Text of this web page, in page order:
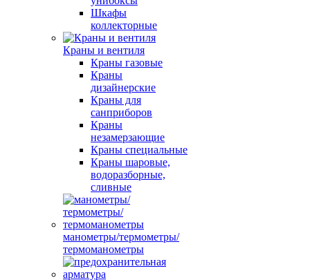
Шкафы
коллекторные
Краны и вентиля
Краны газовые
Краны
дизайнерские
Краны для
санприборов
Краны
незамерзающие
Краны специальные
Краны шаровые,
водоразборные,
сливные
манометры/термометры/
термоманометры